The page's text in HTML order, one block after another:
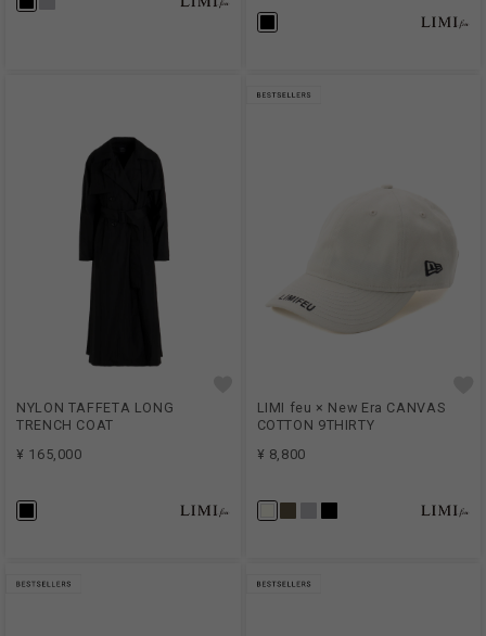
NYLON TAFFETA LONG
TRENCH COAT
¥ 165,000
LIMI feu × New Era CANVAS
COTTON 9THIRTY
¥ 8,800